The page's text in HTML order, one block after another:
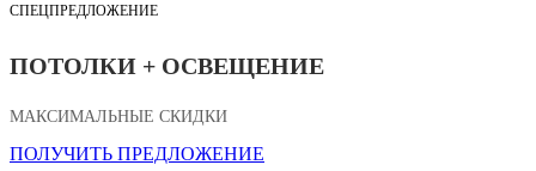
СПЕЦПРЕДЛОЖЕНИЕ
ПОТОЛКИ + ОСВЕЩЕНИЕ
МАКСИМАЛЬНЫЕ СКИДКИ
ПОЛУЧИТЬ ПРЕДЛОЖЕНИЕ